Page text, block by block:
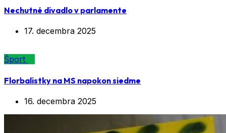
Nechutné divadlo v parlamente
17. decembra 2025
Šport
Florbalistky na MS napokon siedme
16. decembra 2025